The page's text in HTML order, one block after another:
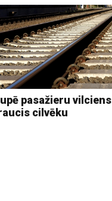
pasažieru vilciens
cilvēku